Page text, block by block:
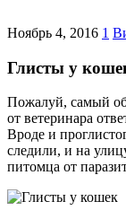
Ноябрь 4, 2016 1
Глисты у
Пожалуй, самый
от ветеринара
Вроде и
следили, и на
питомца от